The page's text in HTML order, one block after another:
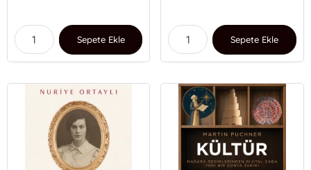
Sepete Ekle Sepete Ekle